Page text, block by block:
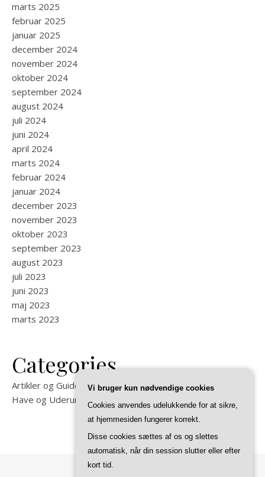
marts 2025
februar 2025
januar 2025
december 2024
november 2024
oktober 2024
september 2024
august 2024
juli 2024
juni 2024
april 2024
marts 2024
februar 2024
januar 2024
december 2023
november 2023
oktober 2023
september 2023
august 2023
juli 2023
juni 2023
maj 2023
marts 2023
Categories
Artikler og Guides på Felixma
Have og Uderum
Vi bruger kun nødvendige cookies
Cookies anvendes udelukkende for at sikre,
at hjemmesiden fungerer korrekt.
Disse cookies sættes af os og slettes
automatisk, når din session slutter eller efter
kort tid.